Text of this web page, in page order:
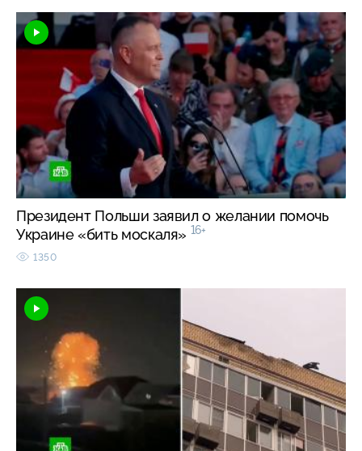
Президент Польши заявил о желании помочь
Украине «бить москаля» 16+
1350